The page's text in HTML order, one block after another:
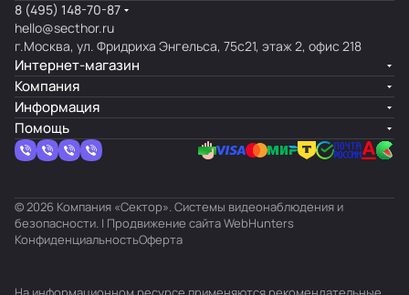
8 (495) 148-70-87
hello@secthor.ru
г.Москва, ул. Фридриха Энгельса, 75с21, этаж 2, офис 218
Интернет-магазин
Компания
Информация
Помощь
© 2026 Компания «Сектор». Системы видеонаблюдения и
безопасности. | Продвижение сайтаWebHunters
КонфиденциальностьОферта